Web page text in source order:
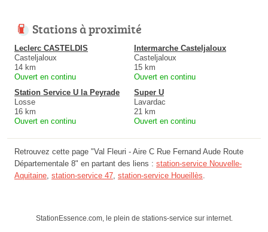
Stations à proximité
Leclerc CASTELDIS
Casteljaloux
14 km
Ouvert en continu
Intermarche Casteljaloux
Casteljaloux
15 km
Ouvert en continu
Station Service U la Peyrade
Losse
16 km
Ouvert en continu
Super U
Lavardac
21 km
Ouvert en continu
Retrouvez cette page "Val Fleuri - Aire C Rue Fernand Aude Route
Départementale 8" en partant des liens : station-service Nouvelle-
Aquitaine, station-service 47, station-service Houeillès.
StationEssence.com, le plein de stations-service sur internet.